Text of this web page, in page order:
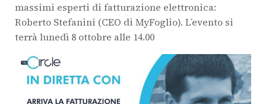
massimi esperti di fatturazione elettronica:
Roberto Stefanini (CEO di MyFoglio). L’evento si
terrà lunedì 8 ottobre alle 14.00